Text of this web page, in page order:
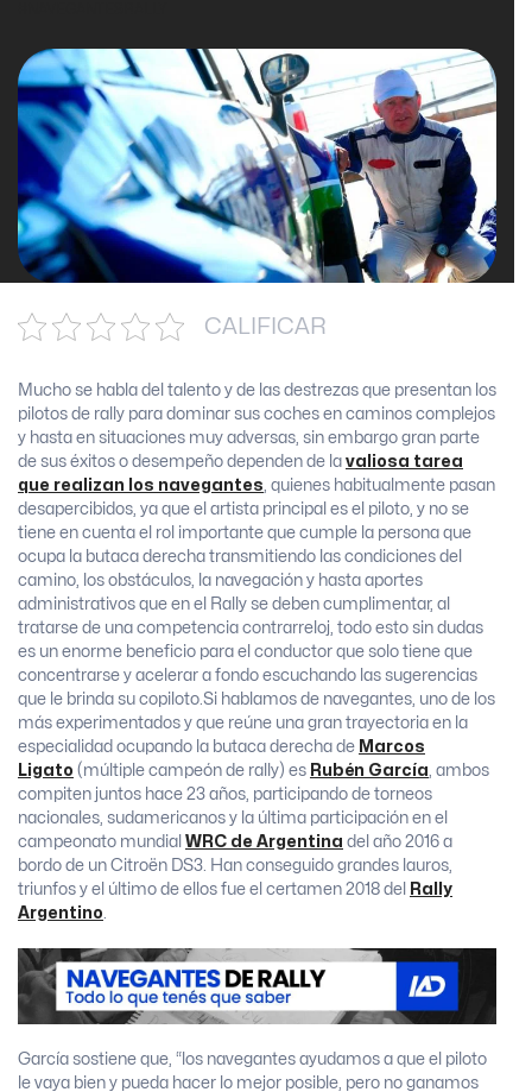
CALIFICAR
Mucho se habla del talento y de las destrezas que presentan los
pilotos de rally para dominar sus coches en caminos complejos
y hasta en situaciones muy adversas, sin embargo gran parte
de sus éxitos o desempeño dependen de la valiosa tarea
que realizan los navegantes , quienes habitualmente pasan
desapercibidos, ya que el artista principal es el piloto, y no se
tiene en cuenta el rol importante que cumple la persona que
ocupa la butaca derecha transmitiendo las condiciones del
camino, los obstáculos, la navegación y hasta aportes
administrativos que en el Rally se deben cumplimentar, al
tratarse de una competencia contrarreloj, todo esto sin dudas
es un enorme beneficio para el conductor que solo tiene que
concentrarse y acelerar a fondo escuchando las sugerencias
que le brinda su copiloto.Si hablamos de navegantes, uno de los
más experimentados y que reúne una gran trayectoria en la
especialidad ocupando la butaca derecha de Marcos
Ligato (múltiple campeón de rally) es Rubén García , ambos
compiten juntos hace 23 años, participando de torneos
nacionales, sudamericanos y la última participación en el
campeonato mundial WRC de Argentina del año 2016 a
bordo de un Citroën DS3. Han conseguido grandes lauros,
triunfos y el último de ellos fue el certamen 2018 del
Rally
Argentino
García sostiene que, “los navegantes ayudamos a que el piloto
le vaya bien y pueda hacer lo mejor posible, pero no ganamos